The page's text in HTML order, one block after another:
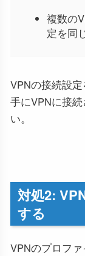
複数の
定を同
VPNの接続設
手にVPNに接
い。
対処2:
する
VPNのプロフ